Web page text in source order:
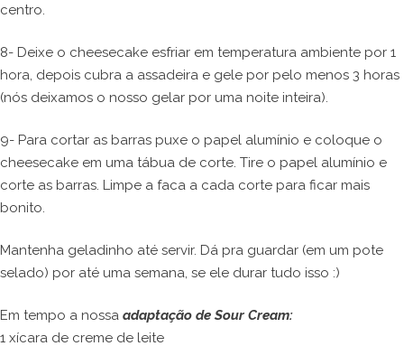
centro.
8- Deixe o cheesecake esfriar em temperatura ambiente por 1
hora, depois cubra a assadeira e gele por pelo menos 3 horas
(nós deixamos o nosso gelar por uma noite inteira).
9- Para cortar as barras puxe o papel alumínio e coloque o
cheesecake em uma tábua de corte. Tire o papel alumínio e
corte as barras. Limpe a faca a cada corte para ficar mais
bonito.
Mantenha geladinho até servir. Dá pra guardar (em um pote
selado) por até uma semana, se ele durar tudo isso :)
Em tempo a nossa adaptação de Sour Cream:
1 xícara de creme de leite